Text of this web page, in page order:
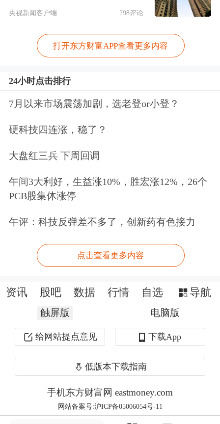
央视新闻客户端 298评论
打开东方财富APP查看更多内容
24小时点击排行
7月以来市场震荡加剧，选老登or小登？
硬科技四连涨，稳了？
大盘红三兵 下周回调
午间3大利好，生益涨10%，胜宏涨12%，26个
PCB股集体涨停
午评：科技反弹差不多了，创新药有色接力
点击查看更多内容
资讯 股吧 数据 行情 自选 导航
触屏版 电脑版
给网站提点意见 下载App
低版本下载指南
手机东方财富网 eastmoney.com
网站备案号:沪ICP备05006054号-11